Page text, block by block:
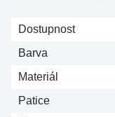
Dostupnost
Barva
Materiál
Patice